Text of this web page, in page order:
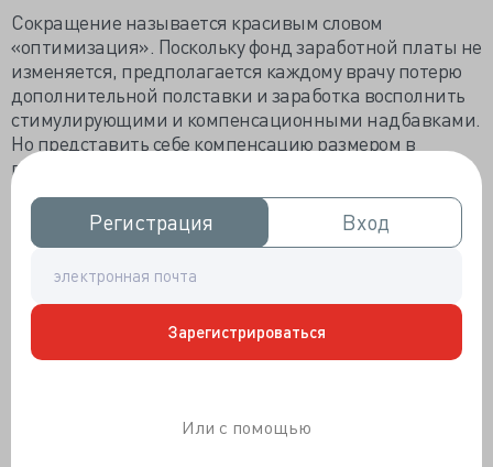
Регистрация
Регистрация Вход
Вход
Зарегистрироваться
Или с помощью
Сокращение называется красивым словом
«оптимизация». Поскольку фонд заработной платы не
изменяется, предполагается каждому врачу потерю
дополнительной полставки и заработка восполнить
стимулирующими и компенсационными надбавками.
Но представить себе компенсацию размером в
половину оклада со всякими %, практически
невозможно. Врачи напряглись, потому как никогда
ещё оптимизации не приводили к увеличению
зарплаты, а вот объём работы возрастал.
избалованные высокими доходами врачи и
медсестры будут компенсировать потерю денег
иными способами. Шутка ли, и так влачат почти
исследования «Теневой рынок медицинских услуг», в
котором участвовало 1528 пациентов и 347 врачей,